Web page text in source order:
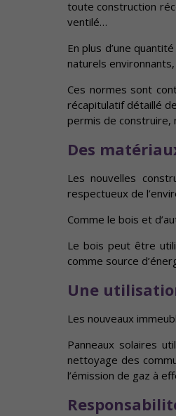
toute construction
ventilé…
En plus d’une
naturels
Ces normes sont
récapitulatif détaillé
permis de construire,
Des
Les nouvelles
respectueux de
Comme le bois et
Le bois peut être
comme source
Une
Les nouveaux
Panneaux solaires
nettoyage des
l’émission de gaz à